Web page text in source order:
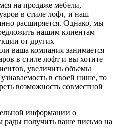
на продаже мебели,
в стиле лофт, и наш
расширяется. Однако, мы
нашим клиентам
от других
ваша компания занимается
в стиле лофт и вы хотите
увеличить объемы
в своей нише, то
возможность совместной
информации о
рады получить ваше письмо на